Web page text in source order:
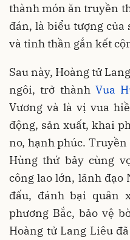
thành món ăn truyền
đán, là biểu tượng
và tinh thần gắn kết
Sau này, Hoàng tử
ngôi, trở thành Vua
Vương và là vị vua
động, sản xuất, khai
no, hạnh phúc.
Hùng thứ bảy cùng
công lao lớn, lãnh đạo
đấu, đánh bại quân
phương Bắc, bảo vệ
Hoàng tử Lang Liêu